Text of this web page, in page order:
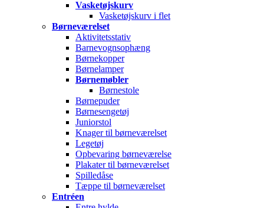
Vasketøjskurv
Vasketøjskurv i flet
Børneværelset
Aktivitetsstativ
Barnevognsophæng
Børnekopper
Børnelamper
Børnemøbler
Børnestole
Børnepuder
Børnesengetøj
Juniorstol
Knager til børneværelset
Legetøj
Opbevaring børneværelse
Plakater til børneværelset
Spilledåse
Tæppe til børneværelset
Entréen